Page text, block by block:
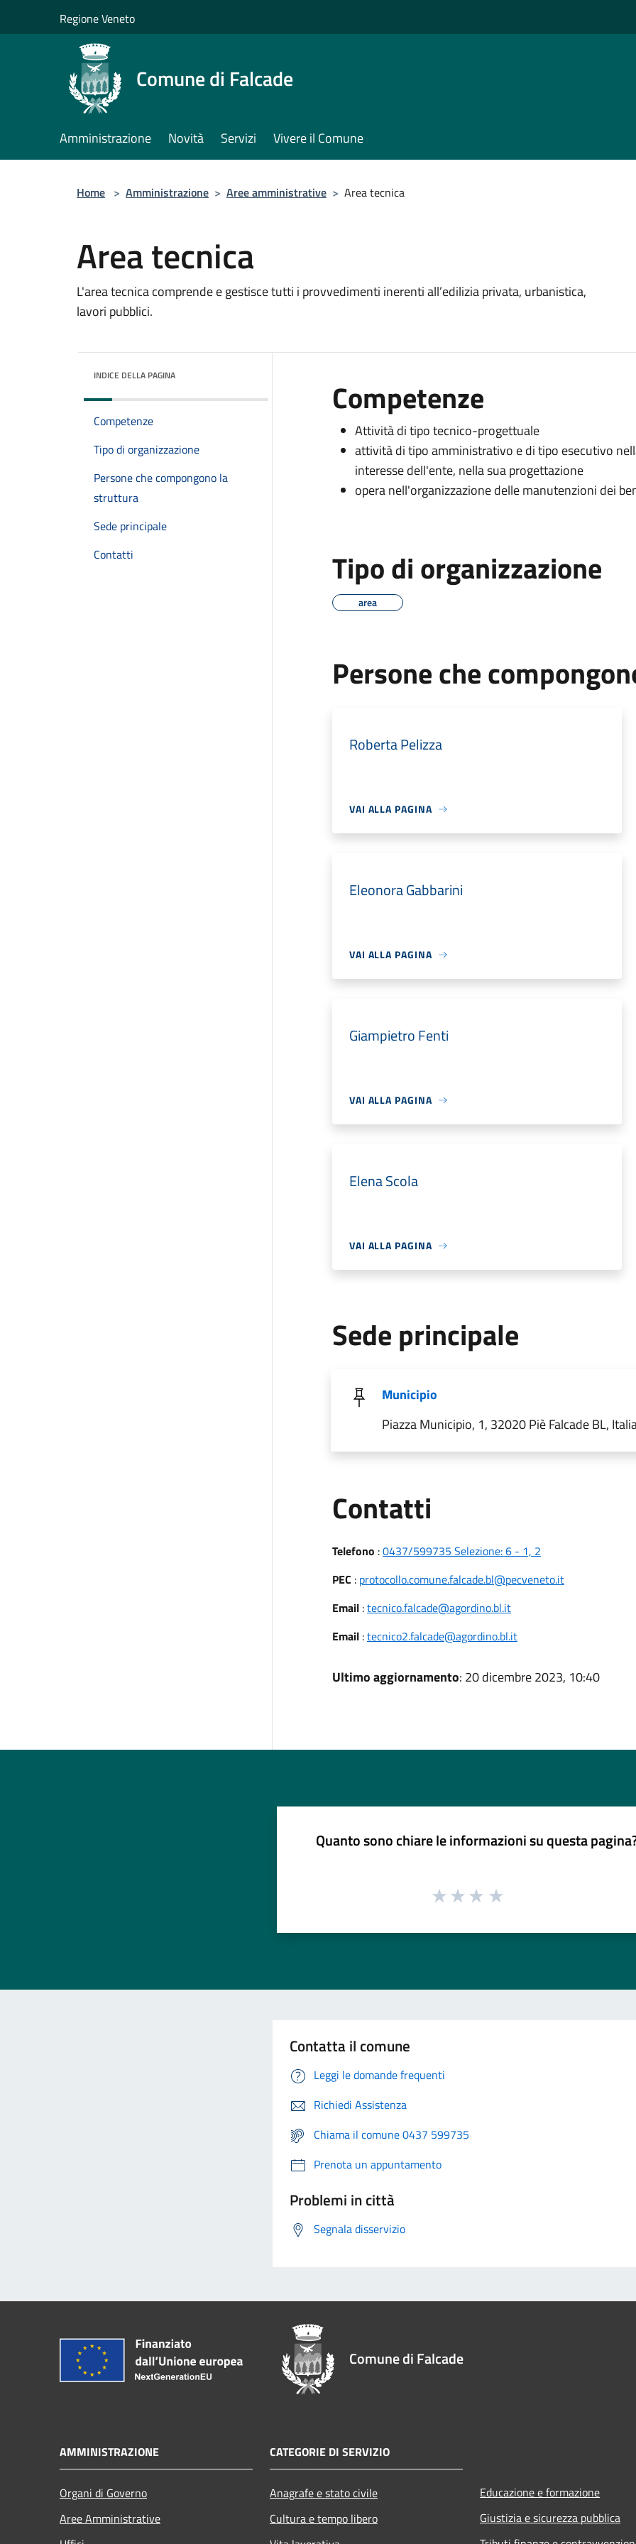
Regione Veneto
Comune di Falcade
Amministrazione Novità Servizi Vivere il Comune
Home > Amministrazione > Aree amministrative > Area tecnica
Area tecnica
L'area tecnica comprende e gestisce tutti i provvedimenti inerenti all’edilizia privata, urbanistica,
lavori pubblici.
INDICE DELLA PAGINA
Competenze
Tipo di organizzazione
Persone che compongono la
struttura
Sede principale
Contatti
Competenze
Attività di tipo tecnico-progettuale
attività di tipo amministrativo e di tipo esecutivo
interesse dell'ente, nella sua progettazione
opera nell'organizzazione delle manutenzioni dei
Tipo di organizzazione
area
Persone che
Roberta Pelizza
VAI ALLA PAGINA
Eleonora Gabbarini
VAI ALLA PAGINA
Giampietro Fenti
VAI ALLA PAGINA
Elena Scola
VAI ALLA PAGINA
Sede principale
Municipio
Piazza Municipio, 1, 32020 Piè Falcade BL,
Contatti
Telefono :0437/599735 Selezione: 6 - 1, 2
PEC : protocollo.comune.falcade.bl@pecveneto.it
Email:tecnico.falcade@agordino.bl.it
Email:tecnico2.falcade@agordino.bl.it
Ultimo aggiornamento: 20 dicembre 2023, 10:40
Quanto sono chiare le informazioni su questa
Contatta il comune
Leggi le domande frequenti
Richiedi Assistenza
Chiama il comune 0437 599735
Prenota un appuntamento
Problemi in città
Segnala disservizio
Comune di Falcade
AMMINISTRAZIONE
Organi di Governo
Aree Amministrative
CATEGORIE DI SERVIZIO
Anagrafe e stato civile
Cultura e tempo libero
Educazione e formazione
Giustizia e sicurezza pubblica